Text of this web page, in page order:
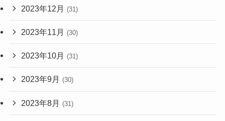
2023年12月 (31)
2023年11月 (30)
2023年10月 (31)
2023年9月 (30)
2023年8月 (31)